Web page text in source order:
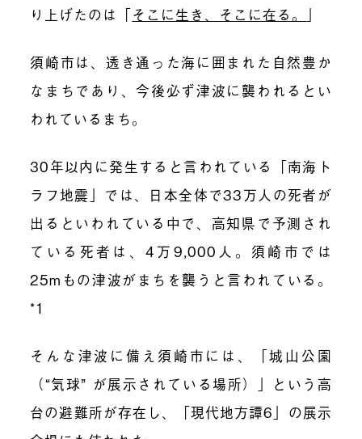
り上げたのは 「そこに生き、そこに在る。 」
須崎市は、透き通った海に囲まれた自然豊か
なまちであり、今後必ず津波に襲われるとい
われているまち。
30年以内に発生すると言われている「南海ト
ラフ地震」では、日本全体で33万人の死者が
出るといわれている中で、高知県で予測され
ている死者は、4万9,000人。須崎市では
25mもの津波がまちを襲うと言われている。
*1
そんな津波に備え須崎市には、「城山公園
（“気球” が展示されている場所）」という高
台の避難所が存在し、「現代地方譚6」の展示